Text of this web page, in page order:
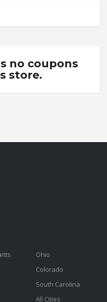
voluptatem.
no coupons
store.
Ohio
Colorado
South Carolina
All Cities